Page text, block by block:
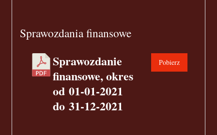
Sprawozdania finansowe
Sprawozdanie
finansowe, okres
od 01-01-2021
do 31-12-2021
Pobierz